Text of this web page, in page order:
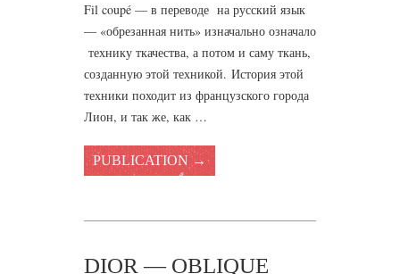
Fil coupé — в переводе на русский язык
— «обрезанная нить» изначально означало
технику ткачества, а потом и саму ткань,
созданную этой техникой. История этой
техники походит из французского города
Лион, и так же, как …
PUBLICATION →
DIOR — OBLIQUE